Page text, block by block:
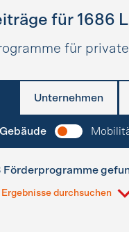
für 1686
für
Unternehmen
Gebäude
Förderprogramme
Ergebnisse durchsuchen